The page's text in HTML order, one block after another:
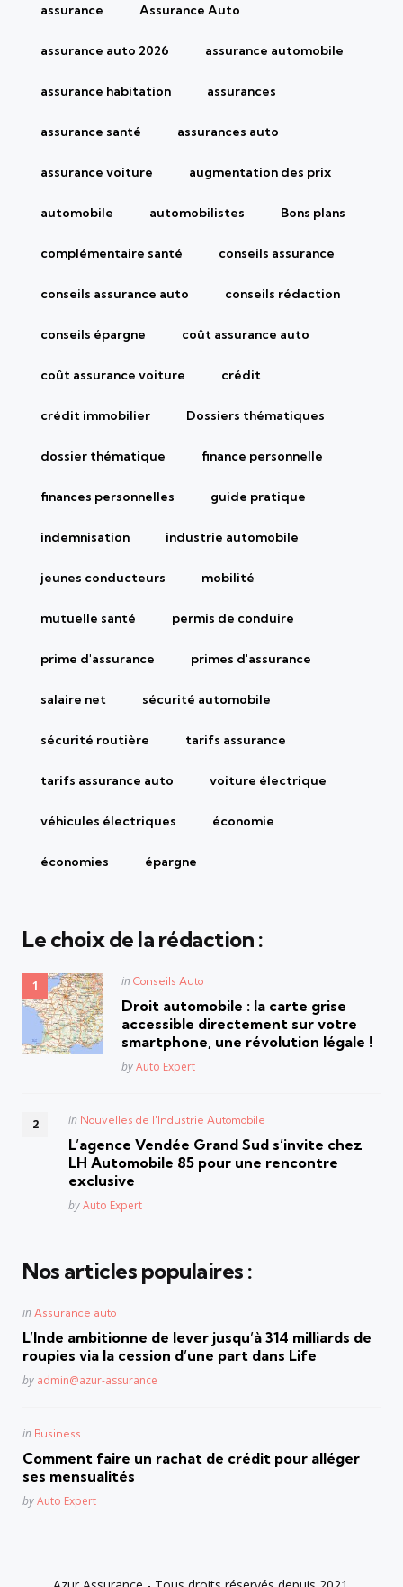
assurance Assurance Auto
assurance auto 2026 assurance automobile
assurance habitation assurances
assurance santé assurances auto
assurance voiture augmentation des prix
automobile automobilistes Bons plans
complémentaire santé conseils assurance
conseils assurance auto conseils rédaction
conseils épargne coût assurance auto
coût assurance voiture crédit
crédit immobilier Dossiers thématiques
dossier thématique finance personnelle
finances personnelles guide pratique
indemnisation industrie automobile
jeunes conducteurs mobilité
mutuelle santé permis de conduire
prime d'assurance primes d'assurance
salaire net sécurité automobile
sécurité routière tarifs assurance
tarifs assurance auto voiture électrique
véhicules électriques économie
économies épargne
Le choix de la rédaction :
Posted
in Conseils Auto
Droit automobile : la carte grise
accessible directement sur votre
smartphone, une révolution légale !
Posted
byAuto Expert
Posted
in Nouvelles de l'Industrie Automobile
L’agence Vendée Grand Sud s’invite chez
LH Automobile 85 pour une rencontre
exclusive
Posted
byAuto Expert
Nos articles populaires :
Posted
in Assurance auto
L’Inde ambitionne de lever jusqu’à 314 milliards de
roupies via la cession d’une part dans Life
Posted
by admin@azur-assurance
Posted
in Business
Comment faire un rachat de crédit pour alléger
ses mensualités
Posted
byAuto Expert